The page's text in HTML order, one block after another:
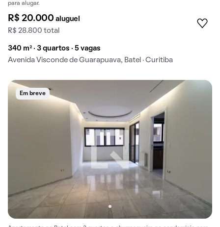
para alugar.
R$ 20.000aluguel
R$ 28.800 total
340 m² · 3 quartos · 5 vagas
Avenida Visconde de Guarapuava, Batel · Curitiba
Em breve